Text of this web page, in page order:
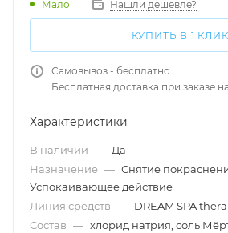
Мало Нашли дешевле?
КУПИТЬ В 1 КЛИК
Самовывоз - бесплатно
Бесплатная доставка при заказе
Характеристики
В наличии — Да
Назначение — Снятие
Успокаивающее действие
Линия средств — DREAM SPA
Состав — хлорид натрия, соль